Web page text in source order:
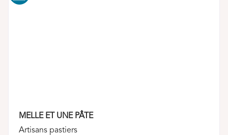
MELLE ET UNE PÂTE
Artisans pastiers